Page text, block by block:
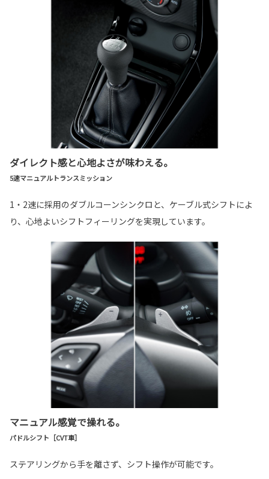
ダイレクト感と心地よさが味わえる。
5速マニュアルトランスミッション
1・2速に採用のダブルコーンシンクロと、ケーブル式シフトによ
り、心地よいシフトフィーリングを実現しています。
マニュアル感覚で操れる。
パドルシフト［CVT車］
ステアリングから手を離さず、シフト操作が可能です。